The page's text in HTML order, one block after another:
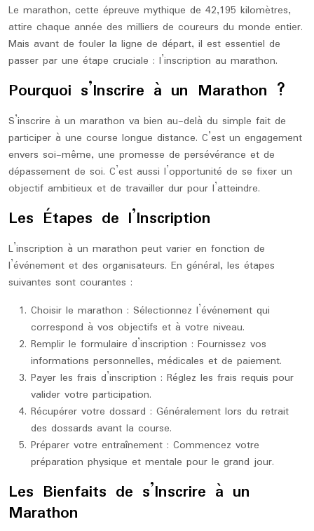
Le marathon, cette épreuve mythique de 42,195 kilomètres,
attire chaque année des milliers de coureurs du monde entier.
Mais avant de fouler la ligne de départ, il est essentiel de
passer par une étape cruciale : l’inscription au marathon.
Pourquoi s’Inscrire à un Marathon ?
S’inscrire à un marathon va bien au-delà du simple fait de
participer à une course longue distance. C’est un engagement
envers soi-même, une promesse de persévérance et de
dépassement de soi. C’est aussi l’opportunité de se fixer un
objectif ambitieux et de travailler dur pour l’atteindre.
Les Étapes de l’Inscription
L’inscription à un marathon peut varier en fonction de
l’événement et des organisateurs. En général, les étapes
suivantes sont courantes :
Choisir le marathon : Sélectionnez l’événement qui
correspond à vos objectifs et à votre niveau.
Remplir le formulaire d’inscription : Fournissez vos
informations personnelles, médicales et de paiement.
Payer les frais d’inscription : Réglez les frais requis pour
valider votre participation.
Récupérer votre dossard : Généralement lors du retrait
des dossards avant la course.
Préparer votre entraînement : Commencez votre
préparation physique et mentale pour le grand jour.
Les Bienfaits de s’Inscrire à un
Marathon